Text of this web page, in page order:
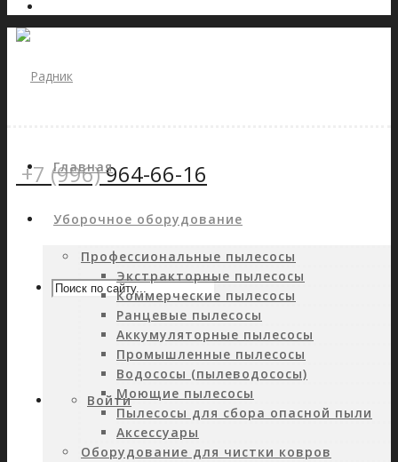
+7 (996)964-66-16
Войти
Главная
Уборочное оборудование
Профессиональные пылесосы
Экстракторные пылесосы
Коммерческие пылесосы
Ранцевые пылесосы
Аккумуляторные пылесосы
Промышленные пылесосы
Водососы (пылеводососы)
Моющие пылесосы
Пылесосы для сбора опасной пыли
Аксессуары
Оборудование для чистки ковров